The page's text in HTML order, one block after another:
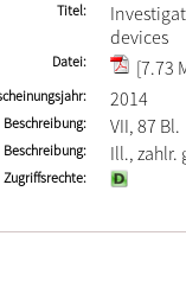
Titel
devices
Datei [7.73
2014
Beschreibung VII, 87 Bl.
Beschreibung Ill., zahlr.
Zugriffsrechte